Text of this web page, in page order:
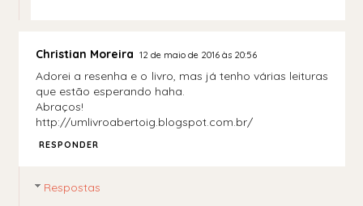
Christian Moreira 12 de maio de 2016 às 20:56
Adorei a resenha e o livro, mas já tenho várias leituras
que estão esperando haha.
Abraços!
http://umlivroabertoig.blogspot.com.br/
RESPONDER
Respostas